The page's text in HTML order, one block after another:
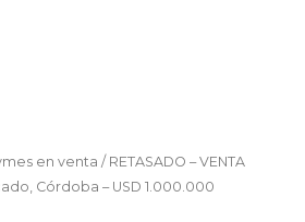
en venta / RETASADO – VENTA
Córdoba – USD 1.000.000